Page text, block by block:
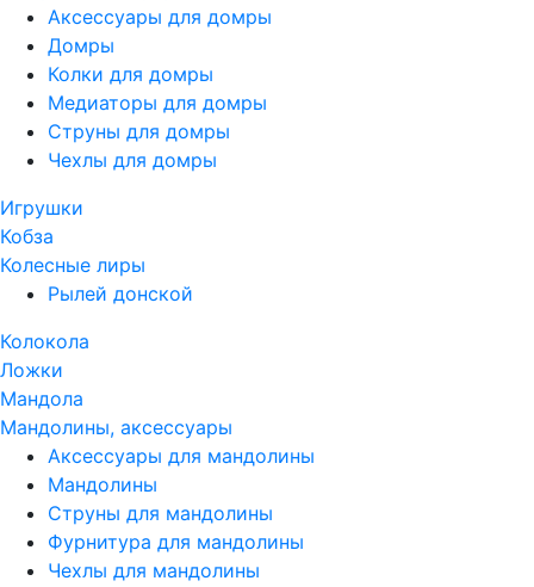
Аксессуары для домры
Домры
Колки для домры
Медиаторы для домры
Струны для домры
Чехлы для домры
Игрушки
Кобза
Колесные лиры
Рылей донской
Колокола
Ложки
Мандола
Мандолины, аксессуары
Аксессуары для мандолины
Мандолины
Струны для мандолины
Фурнитура для мандолины
Чехлы для мандолины